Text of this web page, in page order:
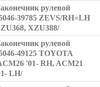
рулевой
39785 ZEVS/RH=LH
XZU388/
рулевой
49125 TOYOTA
'01- RH, ACM21
LH/